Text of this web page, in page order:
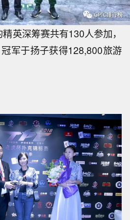
精英深筹赛共有130人参加，
军于扬子获得128,800旅游